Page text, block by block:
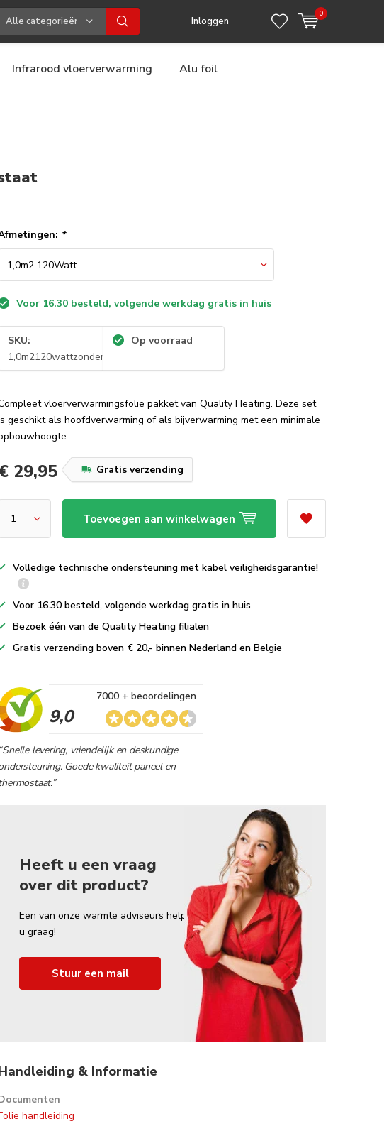
Alle categorieën Inloggen
0
Infrarood vloerverwarming Alu foil
*
Voor 16.30 besteld, volgende werkdag gratis in huis
SKU:
1,0m2120wattzonderthermostaat
Op voorraad
vloerverwarmingsfolie pakket van Quality Heating. Deze set
geschikt als hoofdverwarming of als bijverwarming met een minimale
29,95 Gratis verzending
Toevoegen aan winkelwagen
Volledige technische ondersteuning met kabel veiligheidsgarantie!
Voor 16.30 besteld, volgende werkdag gratis in huis
Bezoek één van de Quality Heating filialen
Gratis verzending boven € 20,- binnen Nederland en Belgie
9,0
7000 + beoordelingen
“Snelle levering, vriendelijk en deskundige
Goede kwaliteit paneel en
Heeft u een vraag
over dit product?
Een van onze warmte adviseurs helpt
u graag!
Stuur een mail
& Informatie
handleiding